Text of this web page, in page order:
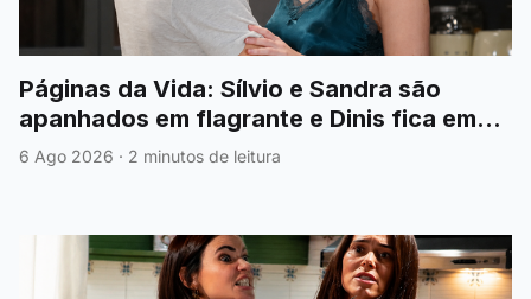
Páginas da Vida: Sílvio e Sandra são
apanhados em flagrante e Dinis fica em
choque
6 Ago 2026 · 2 minutos de leitura